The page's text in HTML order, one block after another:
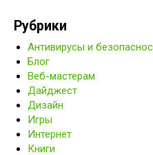
Рубрики
Антивирусы и
Блог
Веб-мастерам
Дайджест
Дизайн
Игры
Интернет
Книги